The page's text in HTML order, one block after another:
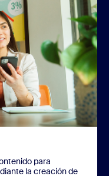
para
la creación de